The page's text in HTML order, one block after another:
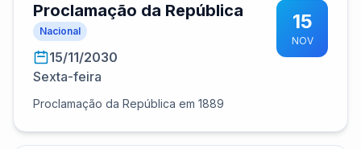
Proclamação da República
Nacional
15/11/2030
Sexta-feira
Proclamação da República em 1889
15
NOV